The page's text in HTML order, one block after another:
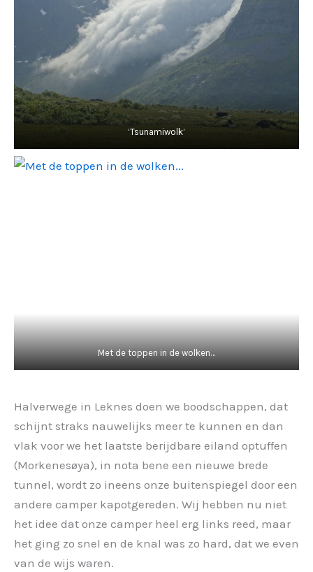
‘Tsunamiwolk’
Met de toppen in de wolken…
Halverwege in Leknes doen we boodschappen, dat
schijnt straks nauwelijks meer te kunnen en dan
vlak voor we het laatste berijdbare eiland optuffen
(Morkenesøya), in nota bene een nieuwe brede
tunnel, wordt zo ineens onze buitenspiegel door een
andere camper kapotgereden. Wij hebben nu niet
het idee dat onze camper heel erg links reed, maar
het ging zo snel en de knal was zo hard, dat we even
van de wijs waren.